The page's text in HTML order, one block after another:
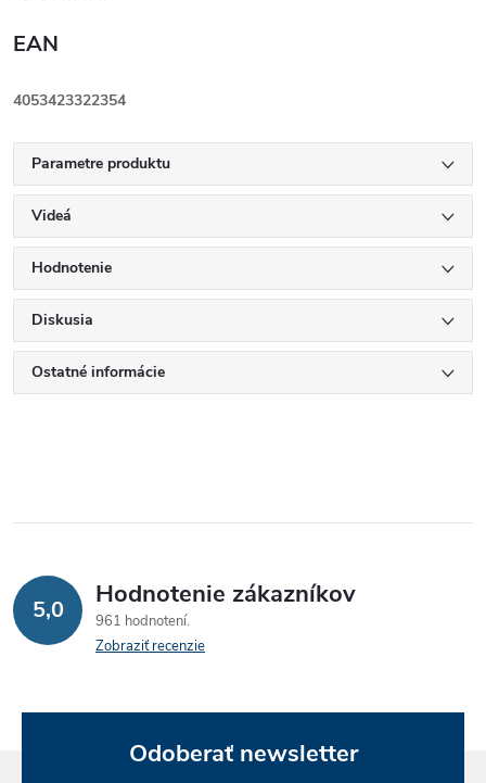
EAN
4053423322354
Parametre produktu
Videá
Hodnotenie
Diskusia
Ostatné informácie
5,0 Hodnotenie zákazníkov
961 hodnotení
Zobraziť recenzie
Odoberať newsletter